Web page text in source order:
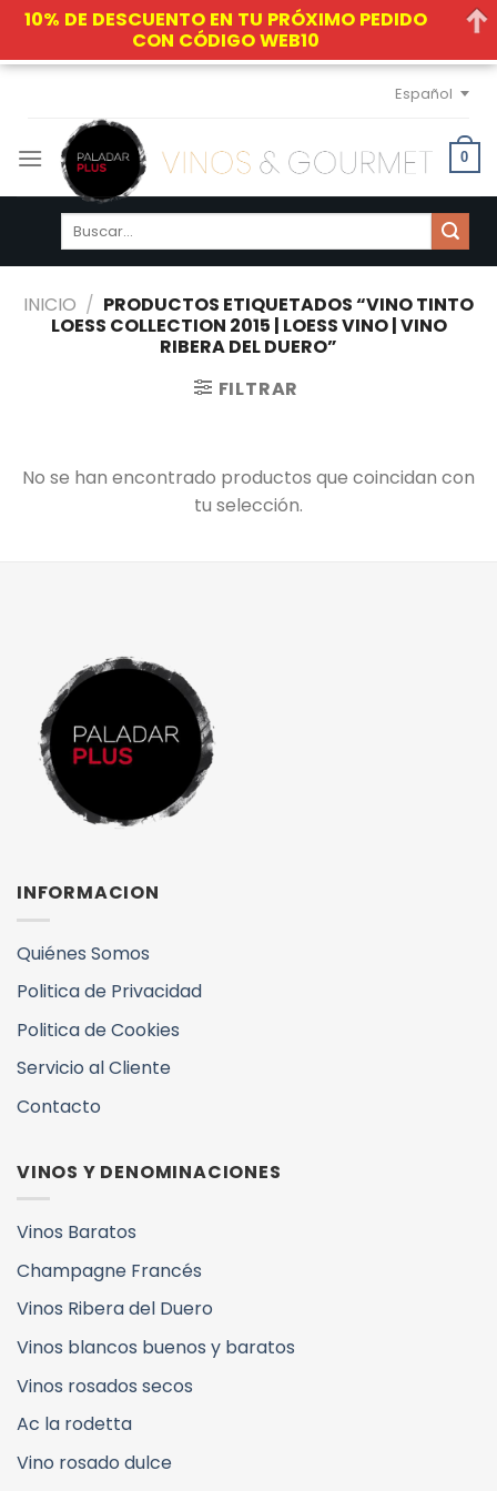
Skip
content
Español
0
Buscar
INICIO / PRODUCTOS ETIQUETADOS “VINO TINTO
LOESS COLLECTION 2015 | LOESS VINO | VINO
RIBERA DEL DUERO”
FILTRAR
No se han encontrado productos que coincidan con
tu selección.
INFORMACION
Quiénes Somos
Politica de Privacidad
Politica de Cookies
Servicio al Cliente
Contacto
VINOS Y DENOMINACIONES
Vinos Baratos
Champagne Francés
Vinos Ribera del Duero
Vinos blancos buenos y baratos
Vinos rosados secos
Ac la rodetta
Vino rosado dulce
10% DE DESCUENTO EN TU PRÓXIMO PEDIDO
CON CÓDIGO WEB10